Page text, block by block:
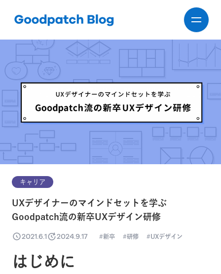
キャリア
UXデザイナーのマインドセットを学ぶ
Goodpatch流の新卒UXデザイン研修
2021.6.1 2024.9.17 新卒 研修 UXデザイン
はじめに